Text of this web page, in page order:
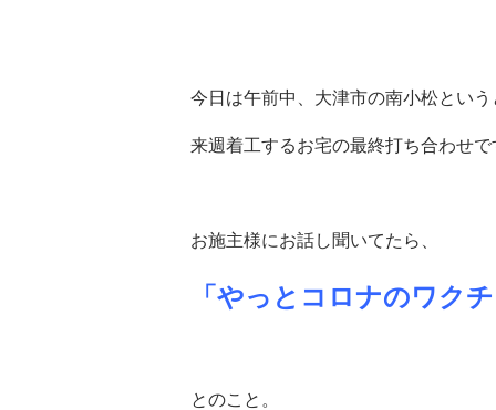
今日は午前中、大津市の南小松とい
来週着工するお宅の最終打ち合わせで
お施主様にお話し聞いてたら、
「やっとコロナのワク
とのこと。